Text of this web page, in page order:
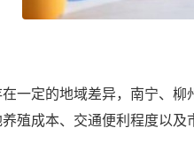
一定的地域差异，南宁、
殖成本、交通便利程度以及